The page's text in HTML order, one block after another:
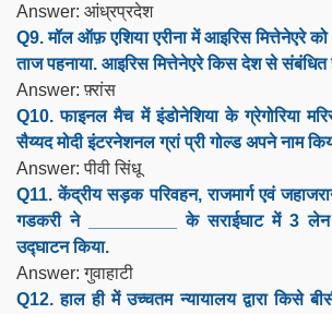
Answer: आंध्रप्रदेश
Q9. मॉल ऑफ़ एशिया एरीना में आइरिस मित्तेनेएरे
ताज पहनाया. आइरिस मित्तेनेएरे किस देश से संबंधित
Answer: फ़्रांस
Q10. फाइनल मैच में इंडोनेशिया के ग्रेगोरिया
सैय्यद मोदी इंटरनेशनल ग्रां प्री गोल्ड अपने नाम
Answer: पीवी सिंधू
Q11. केंद्रीय सड़क परिवहन, राजमार्ग एवं
गडकरी ने _________ के सराईघाट में 3
उद्घाटन किया.
Answer: गुवाहाटी
Q12. हाल ही में उच्चतम न्यायालय द्वारा किसे